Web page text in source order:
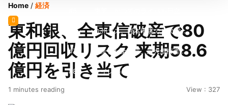
の真紀子氏
元社長が取締役に就任—再上場に向け視
界良好
#6 九州ガス、熊本地震で八代地区
のガス供給停止 「2次災害防止」を理
由に
#7 破産した全東信、最大債権者は
近畿産業信組の219億円 地銀やノンバ
#8 トイレの暑さ対策に最適？ 山善
Home / 経済
東和銀、全東信破産で80
億円回収リスク 来期58.6
億円を引き当て
1 minutes reading View : 327